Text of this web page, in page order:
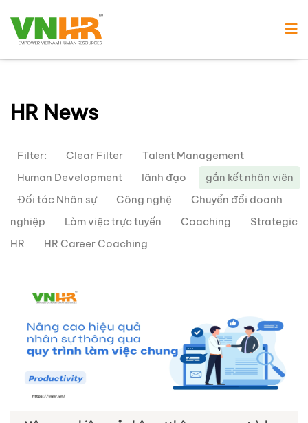
HR News
Filter: Clear Filter
Talent Management
Human Development
lãnh đạo
gắn kết nhân viên
Đối tác Nhân sự
Công nghệ
Chuyển đổi doanh
nghiệp
Làm việc trực tuyến Coaching
Strategic
HR
HR Career Coaching